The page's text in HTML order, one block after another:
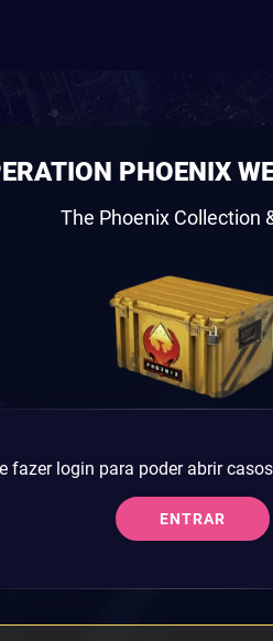
PHOENIX
The Phoenix Collection
fazer login para poder abrir
ENTRAR